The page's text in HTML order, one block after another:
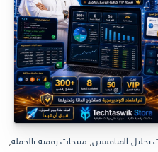
تحليل المنافسين, منتجات رقمية بالجملة,